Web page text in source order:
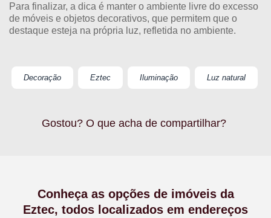
Para finalizar, a dica é manter o ambiente livre do excesso
de móveis e objetos decorativos, que permitem que o
destaque esteja na própria luz, refletida no ambiente.
Decoração Eztec Iluminação Luz natural
Gostou? O que acha de compartilhar?
Conheça as opções de imóveis da
Eztec, todos localizados em endereços